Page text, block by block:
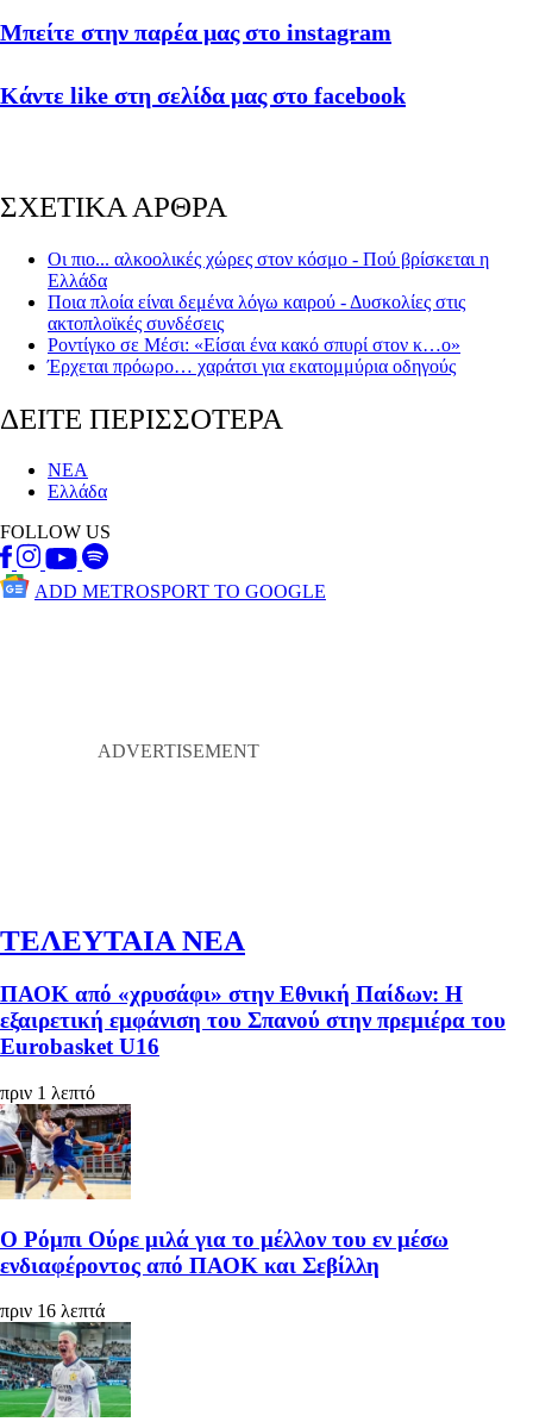
Μπείτε στην παρέα μας στο instagram
Κάντε like στη σελίδα μας στο facebook
ΣΧΕΤΙΚΑ ΑΡΘΡΑ
Οι πιο... αλκοολικές χώρες στον κόσμο - Πού βρίσκεται η
Ελλάδα
Ποια πλοία είναι δεμένα λόγω καιρού - Δυσκολίες στις
ακτοπλοϊκές συνδέσεις
Ροντίγκο σε Μέσι: «Είσαι ένα κακό σπυρί στον κ…ο»
Έρχεται πρόωρο… χαράτσι για εκατομμύρια οδηγούς
ΔΕΙΤΕ ΠΕΡΙΣΣΟΤΕΡΑ
ΝΕΑ
Ελλάδα
FOLLOW US
ADD METROSPORT TO GOOGLE
ΤΕΛΕΥΤΑΙΑ ΝΕΑ
ΠΑΟΚ από «χρυσάφι» στην Εθνική Παίδων: Η
εξαιρετική εμφάνιση του Σπανού στην πρεμιέρα του
Eurobasket U16
πριν 1 λεπτό
Ο Ρόμπι Ούρε μιλά για το μέλλον του εν μέσω
ενδιαφέροντος από ΠΑΟΚ και Σεβίλλη
πριν 16 λεπτά